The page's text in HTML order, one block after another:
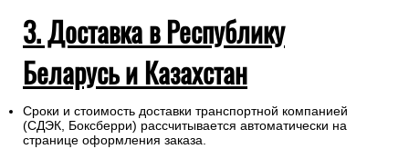
3. Доставка в Республику
Беларусь и Казахстан
Сроки и стоимость доставки транспортной компанией
(СДЭК, Боксберри) рассчитывается автоматически на
странице оформления заказа.